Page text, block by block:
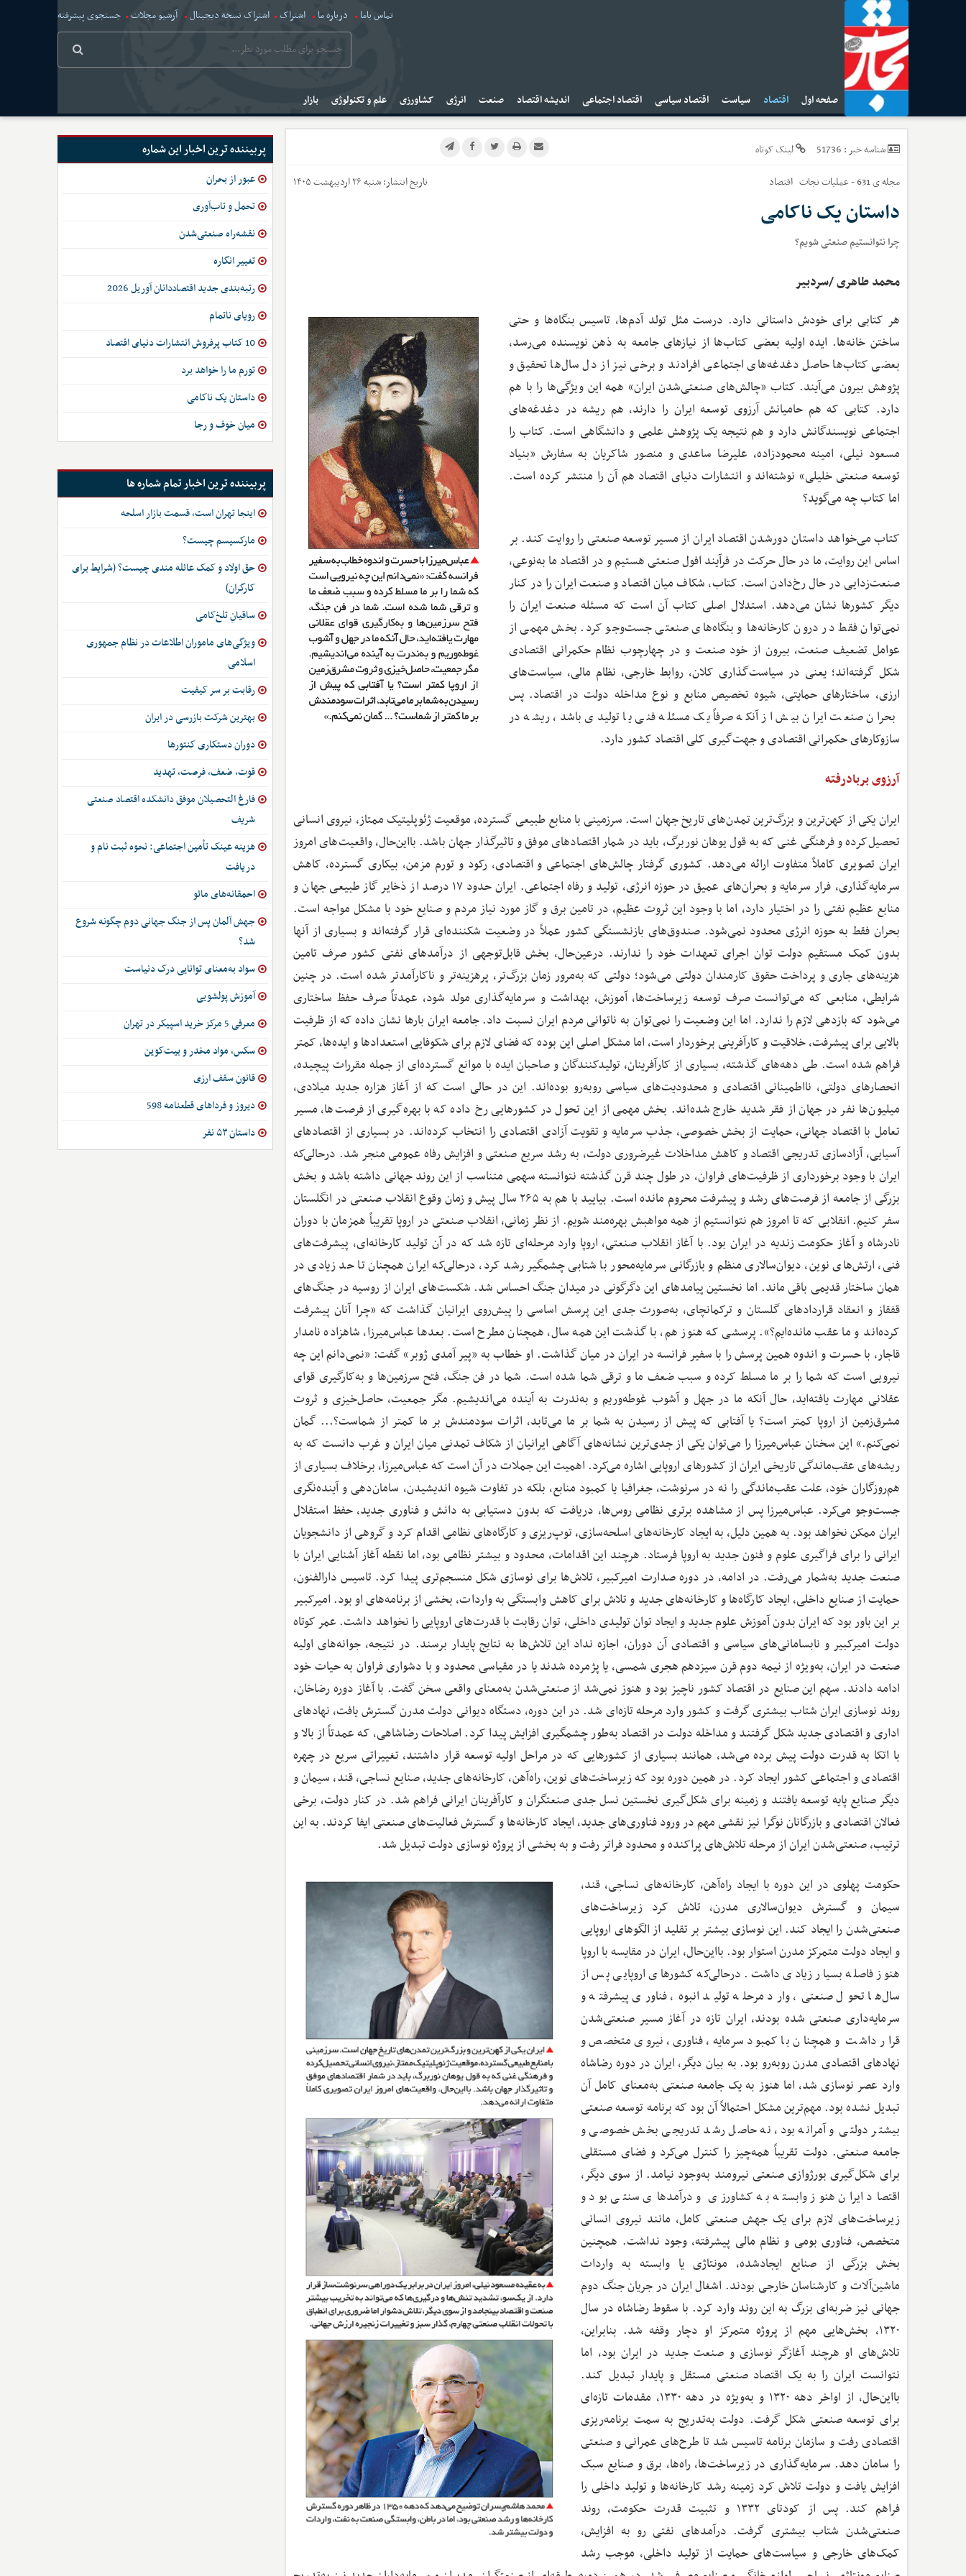
تماس باما درباره ما اشتراک اشتراک نسخه دیجیتال آرشیو مجلات جستجوی پیشرفته
صفحه اول اقتصاد سیاست اقتصاد سیاسی اقتصاد اجتماعی اندیشه اقتصاد صنعت انرژی کشاورزی علم و تکنولوژی بازار
شناسه خبر : 51736
لینک کوتاه
مجله ی 631 - عملیات نجات
اقتصاد تاریخ انتشار:شنبه ۲۶ اردیبهشت ۱۴۰۵
داستان یک ناکامی
چرا نتوانستیم صنعتی شویم؟
محمد طاهری /سردبیر
هر کتابی برای خودش داستانی دارد. درست مثل تولد آدم‌ها، تاسیس بنگاه‌ها و حتی
ساختن خانه‌ها. ایده اولیه بعضی کتاب‌ها از نیازهای جامعه به ذهن نویسنده می‌رسد،
بعضی کتاب‌ها حاصل دغدغه‌های اجتماعی افرادند و برخی نیز از دل سال‌ها تحقیق و
پژوهش بیرون می‌آیند. کتاب «چالش‌های صنعتی‌شدن ایران» همه این ویژگی‌ها را با هم
دارد. کتابی که هم حامیانش آرزوی توسعه ایران را دارند، هم ریشه در دغدغه‌های
اجتماعی نویسندگانش دارد و هم نتیجه یک پژوهش علمی و دانشگاهی است. کتاب را
مسعود نیلی، امینه محمودزاده، علیرضا ساعدی و منصور شاکریان به سفارش «بنیاد
توسعه ‌صنعتی خلیلی» نوشته‌اند و انتشارات دنیای اقتصاد هم آن را منتشر کرده است.
اما کتاب چه می‌گوید؟
کتاب می‌خواهد داستان دور‌شدن اقتصاد ایران از مسیر توسعه صنعتی را روایت کند. بر
اساس این روایت، ما در حال حرکت در فرآیند افول صنعتی هستیم و در اقتصاد ما به‌نوعی،
صنعت‌زدایی در حال رخ‌دادن است. کتاب، شکاف میان اقتصاد و صنعت ایران را در کنار
دیگر کشورها نشان می‌دهد. استدلال اصلی کتاب آن است که مسئله صنعت ایران را
نمی‌توان فقط در درون کارخانه‌ها و بنگاه‌های صنعتی جست‌وجو کرد. بخش مهمی از
عوامل تضعیف صنعت، بیرون از خود صنعت و در چهارچوب نظام حکمرانی اقتصادی
شکل گرفته‌اند؛ یعنی در سیاست‌گذاری کلان، روابط خارجی، نظام مالی، سیاست‌های
ارزی، ساختارهای حمایتی، شیوه تخصیص منابع و نوع مداخله دولت در اقتصاد. پس
بحران صنعت ایران بیش از آنکه صرفاً یک مسئله فنی یا تولیدی باشد، ریشه در
سازوکارهای حکمرانی اقتصادی و جهت‌گیری کلی اقتصاد کشور دارد.
آرزوی برباد‌رفته
ایران یکی از کهن‌ترین و بزرگ‌ترین تمدن‌های تاریخ جهان است. سرزمینی با منابع طبیعی گسترده، موقعیت ژئوپلیتیک ممتاز، نیروی انسانی
تحصیل‌کرده و فرهنگی غنی که به قول یوهان نوربرگ، باید در شمار اقتصادهای موفق و تاثیرگذار جهان باشد. بااین‌حال، واقعیت‌های امروز
ایران تصویری کاملاً متفاوت ارائه می‌دهد. کشوری گرفتار چالش‌های اجتماعی و اقتصادی، رکود و تورم مزمن، بیکاری گسترده، کاهش
سرمایه‌گذاری، فرار سرمایه و بحران‌های عمیق در حوزه انرژی، تولید و رفاه اجتماعی. ایران حدود ۱۷ درصد از ذخایر گاز طبیعی جهان و
منابع عظیم نفتی را در اختیار دارد، اما با وجود این ثروت عظیم، در تامین برق و گاز مورد نیاز مردم و صنایع خود با مشکل مواجه است.
بحران فقط به حوزه انرژی محدود نمی‌شود. صندوق‌های بازنشستگی کشور عملاً در وضعیت شکننده‌ای قرار گرفته‌اند و بسیاری از آنها
بدون کمک مستقیم دولت توان اجرای تعهدات خود را ندارند. درعین‌حال، بخش قابل‌توجهی از درآمدهای نفتی کشور صرف تامین
هزینه‌های جاری و پرداخت حقوق کارمندان دولتی می‌شود؛ دولتی که به‌مرور زمان بزرگ‌تر، پرهزینه‌تر و ناکارآمدتر شده است. در چنین
شرایطی، منابعی که می‌توانست صرف توسعه زیرساخت‌ها، آموزش، بهداشت و سرمایه‌گذاری مولد شود، عمدتاً صرف حفظ ساختاری
می‌شود که بازدهی لازم را ندارد. اما این وضعیت را نمی‌توان به ناتوانی مردم ایران نسبت داد. جامعه ایران بارها نشان داده که از ظرفیت
بالایی برای پیشرفت، خلاقیت و کارآفرینی برخوردار است، اما مشکل اصلی این بوده که فضای لازم برای شکوفایی استعدادها و ایده‌ها، کمتر
فراهم شده است. طی دهه‌های گذشته، بسیاری از کارآفرینان، تولیدکنندگان و صاحبان ایده با موانع گسترده‌ای از جمله مقررات پیچیده،
انحصارهای دولتی، نااطمینانی اقتصادی و محدودیت‌های سیاسی روبه‌رو بوده‌اند. این در حالی است که از آغاز هزاره جدید میلادی،
میلیون‌ها نفر در جهان از فقر شدید خارج شده‌اند. بخش مهمی از این تحول در کشورهایی رخ داده که با بهره‌گیری از فرصت‌ها، مسیر
تعامل با اقتصاد جهانی، حمایت از بخش خصوصی، جذب سرمایه و تقویت آزادی اقتصادی را انتخاب کرده‌اند. در بسیاری از اقتصادهای
آسیایی، آزادسازی تدریجی اقتصاد و کاهش مداخلات غیرضروری دولت، به رشد سریع صنعتی و افزایش رفاه عمومی منجر شد. درحالی‌که
ایران با وجود برخورداری از ظرفیت‌های فراوان، در طول چند قرن گذشته نتوانسته سهمی متناسب از این روند جهانی داشته باشد و بخش
بزرگی از جامعه از فرصت‌های رشد و پیشرفت محروم مانده است. بیایید با هم به ۲۶۵ سال پیش و زمان وقوع انقلاب صنعتی در انگلستان
سفر کنیم. انقلابی که تا امروز هم نتوانستیم از همه مواهبش بهره‌مند شویم. از نظر زمانی، انقلاب صنعتی در اروپا تقریباً همزمان با دوران
نادرشاه و آغاز حکومت زندیه در ایران بود. با آغاز انقلاب صنعتی، اروپا وارد مرحله‌ای تازه شد که در آن تولید کارخانه‌ای، پیشرفت‌های
فنی، ارتش‌های نوین، دیوان‌سالاری منظم و بازرگانی سرمایه‌محور با شتابی چشمگیر رشد کرد، درحالی‌که ایران همچنان تا حد زیادی در
همان ساختار قدیمی باقی ماند. اما نخستین پیامدهای این دگرگونی در میدان جنگ احساس شد. شکست‌های ایران از روسیه در جنگ‌های
قفقاز و انعقاد قراردادهای گلستان و ترکمانچای، به‌صورت جدی این پرسش اساسی را پیش‌روی ایرانیان گذاشت که «چرا آنان پیشرفت
کرده‌اند و ما عقب مانده‌ایم؟». پرسشی که هنوز هم، با گذشت این همه سال، همچنان مطرح است. بعدها عباس‌میرزا، شاهزاده نامدار
قاجار، با حسرت و اندوه همین پرسش را با سفیر فرانسه در ایران در میان گذاشت. او خطاب به «پیر آمدی ژوبر» گفت: «نمی‌دانم این چه
نیرویی است که شما را بر ما مسلط کرده و سبب ضعف ما و ترقی شما شده است. شما در فن جنگ، فتح سرزمین‌ها و به‌کارگیری قوای
عقلانی مهارت یافته‌اید، حال آنکه ما در جهل و آشوب غوطه‌وریم و به‌ندرت به آینده می‌اندیشیم. مگر جمعیت، حاصل‌خیزی و ثروت
مشرق‌زمین از اروپا کمتر است؟ یا آفتابی که پیش از رسیدن به شما بر ما می‌تابد، اثرات سودمندش بر ما کمتر از شماست؟... گمان
نمی‌کنم.» این سخنان عباس‌میرزا را می‌توان یکی از جدی‌ترین نشانه‌های آگاهی ایرانیان از شکاف تمدنی میان ایران و غرب دانست که به
ریشه‌های عقب‌ماندگی تاریخی ایران از کشورهای اروپایی اشاره می‌کرد. اهمیت این جملات در آن است که عباس‌میرزا، برخلاف بسیاری از
هم‌روزگاران خود، علت عقب‌ماندگی را نه در سرنوشت، جغرافیا یا کمبود منابع، بلکه در تفاوت شیوه اندیشیدن، سامان‌دهی و آینده‌نگری
جست‌وجو می‌کرد. عباس‌میرزا پس از مشاهده برتری نظامی روس‌ها، دریافت که بدون دستیابی به دانش و فناوری جدید، حفظ استقلال
ایران ممکن نخواهد بود. به همین دلیل، به ایجاد کارخانه‌های اسلحه‌سازی، توپ‌ریزی و کارگاه‌های نظامی اقدام کرد و گروهی از دانشجویان
ایرانی را برای فراگیری علوم و فنون جدید به اروپا فرستاد. هرچند این اقدامات، محدود و بیشتر نظامی بود، اما نقطه آغاز آشنایی ایران با
صنعت جدید به‌شمار می‌رفت. در ادامه، در دوره صدارت امیرکبیر، تلاش‌ها برای نوسازی شکل منسجم‌تری پیدا کرد. تاسیس دارالفنون،
حمایت از صنایع داخلی، ایجاد کارگاه‌ها و کارخانه‌های جدید و تلاش برای کاهش وابستگی به واردات، بخشی از برنامه‌های او بود. امیرکبیر
بر این باور بود که ایران بدون آموزش علوم جدید و ایجاد توان تولیدی داخلی، توان رقابت با قدرت‌های اروپایی را نخواهد داشت. عمر کوتاه
دولت امیرکبیر و نابسامانی‌های سیاسی و اقتصادی آن دوران، اجازه نداد این تلاش‌ها به نتایج پایدار برسند. در نتیجه، جوانه‌های اولیه
صنعت در ایران، به‌ویژه از نیمه دوم قرن سیزدهم هجری شمسی، یا پژمرده شدند یا در مقیاسی محدود و با دشواری فراوان به حیات خود
ادامه دادند. سهم این صنایع در اقتصاد کشور ناچیز بود و هنوز نمی‌شد از صنعتی‌شدن به‌معنای واقعی سخن گفت. با آغاز دوره رضاخان،
روند نوسازی ایران شتاب بیشتری گرفت و کشور وارد مرحله تازه‌ای شد. در این دوره، دستگاه دیوانی دولت مدرن گسترش یافت، نهادهای
اداری و اقتصادی جدید شکل گرفتند و مداخله دولت در اقتصاد به‌طور چشمگیری افزایش پیدا کرد. اصلاحات رضاشاهی، که عمدتاً از بالا و
با اتکا به قدرت دولت پیش برده می‌شد، همانند بسیاری از کشورهایی که در مراحل اولیه توسعه قرار داشتند، تغییراتی سریع در چهره
اقتصادی و اجتماعی کشور ایجاد کرد. در همین دوره بود که زیرساخت‌های نوین، راه‌آهن، کارخانه‌های جدید، صنایع نساجی، قند، سیمان و
دیگر صنایع پایه توسعه یافتند و زمینه برای شکل‌گیری نخستین نسل جدی صنعتگران و کارآفرینان ایرانی فراهم شد. در کنار دولت، برخی
فعالان اقتصادی و بازرگانان نوگرا نیز نقشی مهم در ورود فناوری‌های جدید، ایجاد کارخانه‌ها و گسترش فعالیت‌های صنعتی ایفا کردند. به این
ترتیب، صنعتی‌شدن ایران از مرحله تلاش‌های پراکنده و محدود فراتر رفت و به بخشی از پروژه نوسازی دولت تبدیل شد.
حکومت پهلوی در این دوره با ایجاد راه‌آهن، کارخانه‌های نساجی، قند،
سیمان و گسترش دیوان‌سالاری مدرن، تلاش کرد زیرساخت‌های
صنعتی‌شدن را ایجاد کند. این نوسازی بیشتر بر تقلید از الگوهای اروپایی
و ایجاد دولت متمرکز مدرن استوار بود. بااین‌حال، ایران در مقایسه با اروپا
هنوز فاصله بسیار زیادی داشت. درحالی‌که کشورهای اروپایی پس از
سال‌ها تحول صنعتی، وارد مرحله تولید انبوه، فناوری پیشرفته و
سرمایه‌داری صنعتی شده بودند، ایران تازه در آغاز مسیر صنعتی‌شدن
قرار داشت و همچنان با کمبود سرمایه، فناوری، نیروی متخصص و
نهادهای اقتصادی مدرن روبه‌رو بود. به بیان دیگر، ایران در دوره رضاشاه
وارد عصر نوسازی شد، اما هنوز به یک جامعه صنعتی به‌معنای کامل آن
تبدیل نشده بود. مهم‌ترین مشکل احتمالاً آن بود که برنامه توسعه صنعتی
بیشتر دولتی و آمرانه بود، نه حاصل رشد تدریجی بخش خصوصی و
جامعه صنعتی. دولت تقریباً همه‌چیز را کنترل می‌کرد و فضای مستقلی
برای شکل‌گیری بورژوازی صنعتی نیرومند به‌وجود نیامد. از سوی دیگر،
اقتصاد ایران هنوز وابسته به کشاورزی و درآمدهای سنتی بود و
زیرساخت‌های لازم برای یک جهش صنعتی کامل، مانند نیروی انسانی
متخصص، فناوری بومی و نظام مالی پیشرفته، وجود نداشت. همچنین
بخش بزرگی از صنایع ایجادشده، مونتاژی یا وابسته به واردات
ماشین‌آلات و کارشناسان خارجی بودند. اشغال ایران در جریان جنگ دوم
جهانی نیز ضربه‌ای بزرگ به این روند وارد کرد. با سقوط رضاشاه در سال
۱۳۲۰، بخش‌هایی مهم از پروژه متمرکز او دچار وقفه شد. بنابراین،
تلاش‌های او هرچند آغازگر نوسازی و صنعت جدید در ایران بود، اما
نتوانست ایران را به یک اقتصاد صنعتی مستقل و پایدار تبدیل کند.
بااین‌حال، از اواخر دهه ۱۳۲۰ و به‌ویژه در دهه ۱۳۳۰، مقدمات تازه‌ای
برای توسعه صنعتی شکل گرفت. دولت به‌تدریج به سمت برنامه‌ریزی
اقتصادی رفت و سازمان برنامه تاسیس شد تا طرح‌های عمرانی و صنعتی
را سامان دهد. سرمایه‌گذاری در زیرساخت‌ها، راه‌ها، برق و صنایع سبک
افزایش یافت و دولت تلاش کرد زمینه رشد کارخانه‌ها و تولید داخلی را
فراهم کند. پس از کودتای ۱۳۳۲ و تثبیت قدرت حکومت، روند
صنعتی‌شدن شتاب بیشتری گرفت. درآمدهای نفتی رو به افزایش،
کمک‌های خارجی و سیاست‌های حمایت از تولید داخلی، موجب رشد
پربیننده ترین اخبار این شماره
عبور از بحران
تحمل و تاب‌آوری
نقشه‌راه صنعتی‌شدن
تغییر انگاره
رتبه‌بندی جدید اقتصاددانان آوریل 2026
رویای ناتمام
10 کتاب پرفروش انتشارات دنیای اقتصاد
تورم ما را خواهد برد
داستان یک ناکامی
میان خوف و رجا
پربیننده ترین اخبار تمام شماره ها
اینجا تهران است، قسمت بازار اسلحه
مارکسیسم چیست؟
حق اولاد و کمک عائله مندی چیست؟ (شرایط برای
کارگران)
ساقیانِ تلخ‌کامی
ویژگی‌های ماموران اطلاعات در نظام جمهوری
اسلامی
رقابت بر سر کیفیت
بهترین شرکت بازرسی در ایران
دوران دستکاری کنتورها
قوت، ضعف، فرصت، تهدید
فارغ التحصیلان موفق دانشکده اقتصاد صنعتی
شریف
هزینه عینک تأمین اجتماعی: نحوه ثبت نام و
دریافت
احمقانه‌های مائو
جهش آلمان پس از جنگ جهانی دوم چگونه شروع
شد؟
سواد به‌معنای توانایی درک دنیاست
آموزش پولشویی
معرفی 5 مرکز خرید اسپیکر در تهران
سکس، مواد مخدر و بیت‌کوین
قانون سقف ارزی
دیروز و فرداهای قطعنامه 598
داستان ۵۳ نفر